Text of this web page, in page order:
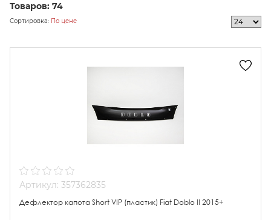
Товаров: 74
Сортировка: По цене
Артикул: 357362835
Дефлектор капота Short VIP (пластик) Fiat Doblo II 2015+